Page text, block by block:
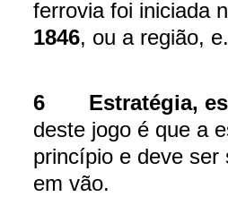
ferrovia foi iniciada
1846, ou a região,
6 Estratégia,
deste jogo é que a
princípio e deve ser
em vão.